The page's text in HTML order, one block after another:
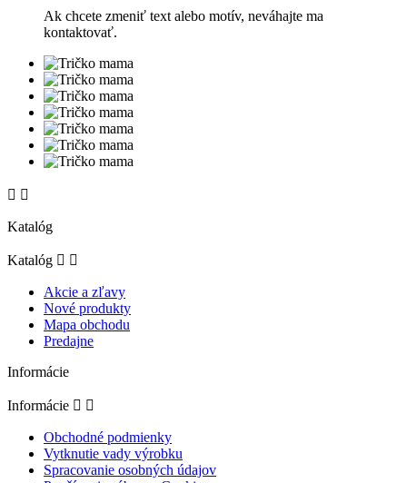
Ak chcete zmeniť text alebo motív, neváhajte ma
kontaktovať.
 
Katalóg
Katalóg  
Akcie a zľavy
Nové produkty
Mapa obchodu
Predajne
Informácie
Informácie  
Obchodné podmienky
Vytknutie vady výrobku
Spracovanie osobných údajov